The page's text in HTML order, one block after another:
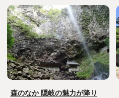
森のなか 隠岐の魅力が降り